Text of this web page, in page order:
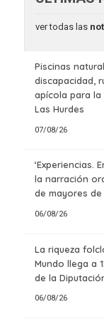
ver todas las
Piscinas
discapacidad,
apícola para la
Las Hurdes
07/08/26
‘Experiencias.
la narración
de mayores
06/08/26
La riqueza
Mundo llega a
de la
06/08/26